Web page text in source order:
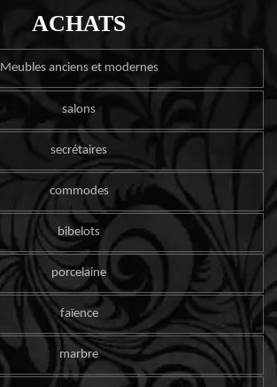
ACHATS
Meubles anciens et modernes
salons
secrétaires
commodes
bibelots
porcelaine
faïence
marbre